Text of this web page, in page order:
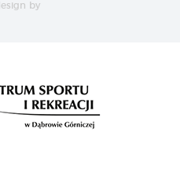
by